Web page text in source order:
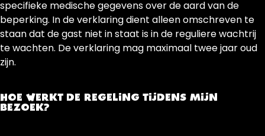
specifieke medische gegevens over de aard van de
beperking. In de verklaring dient alleen omschreven te
staan dat de gast niet in staat is in de reguliere wachtrij
te wachten. De verklaring mag maximaal twee jaar oud
zijn.
HOE WERKT DE REGELING TIJDENS MIJN
BEZOEK?